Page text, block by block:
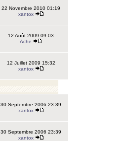
22 Novembre 2010 01:19
xantox
12 Août 2009 09:03
Ache
12 Juillet 2009 15:32
xantox
30 Septembre 2006 23:39
xantox
30 Septembre 2006 23:39
xantox